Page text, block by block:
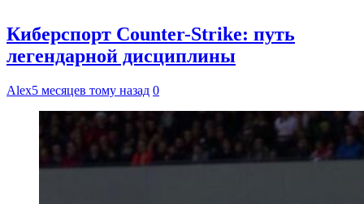
Киберспорт Counter-Strike: путь
легендарной дисциплины
Alex5 месяцев тому назад 0